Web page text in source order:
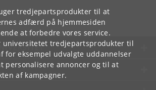
tredjepartsprodukter til at
adfærd på hjemmesiden
at forbedre vores service.
universitetet tredjepartsprodukter til
for eksempel udvalgte uddannelser
personalisere annoncer og til at
af kampagner.